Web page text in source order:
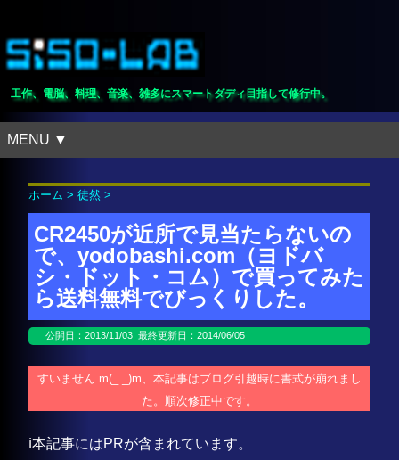
工作、電脳、料理、音楽、雑多にスマートダディ目指して修行中。
MENU ▼
ホーム >徒然 >
CR2450が近所で見当たらないの
で、yodobashi.com（ヨドバ
シ・ドット・コム）で買ってみた
ら送料無料でびっくりした。
公開日：2013/11/03 最終更新日：2014/06/05
すいません m(_ _)m、本記事はブログ引越時に書式が崩れまし
た。順次修正中です。
ℹ️本記事にはPRが含まれています。